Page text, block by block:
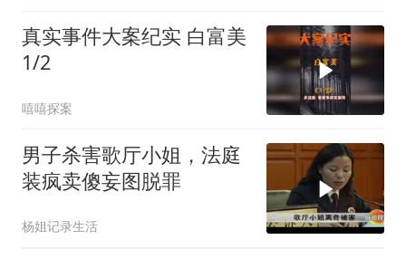
真实事件大案纪实 白富美
1/2
嘻嘻探案
男子杀害歌厅小姐，法庭
装疯卖傻妄图脱罪
杨姐记录生活